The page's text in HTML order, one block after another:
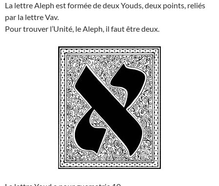
La lettre Aleph est formée de deux Youds, deux points, reliés
par la lettre Vav.
Pour trouver l’Unité, le Aleph, il faut être deux.